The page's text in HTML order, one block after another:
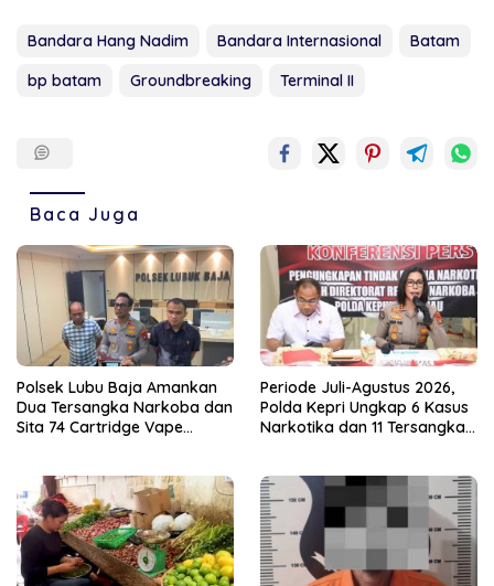
Bandara Hang Nadim Bandara Internasional
Batam
bp batam
Groundbreaking Terminal II
Baca Juga
Polsek Lubu Baja Amankan
Dua Tersangka Narkoba dan
Sita 74 Cartridge Vape
Periode Juli-Agustus 2026,
Polda Kepri Ungkap 6 Kasus
Narkotika dan 11 Tersangka